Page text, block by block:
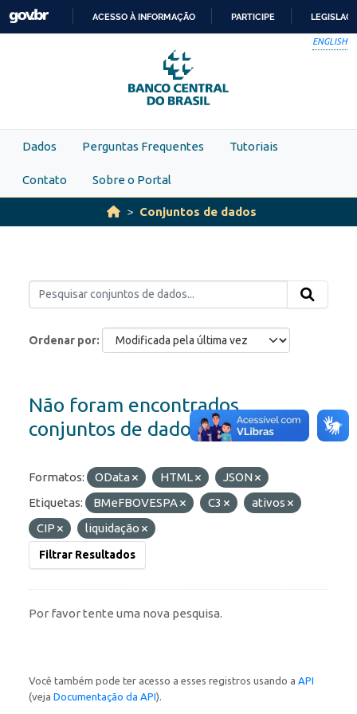
Skip to main content
PARA
O
CONTEÚDO
ACESSO À INFORMAÇÃO PARTICIPE
ENGLISH
Dados Perguntas Frequentes Tutoriais
Contato Sobre o Portal
Conjuntos de dados
Ordenar por
Não foram encontrados
conjuntos de dados
Formatos: OData HTML
JSON
Etiquetas:
BMeFBOVESPA C3
ativos
CIP
liquidação
Filtrar Resultados
Por favor tente uma nova pesquisa.
Você também pode ter acesso a esses registros usando a API
(veja Documentação da API).